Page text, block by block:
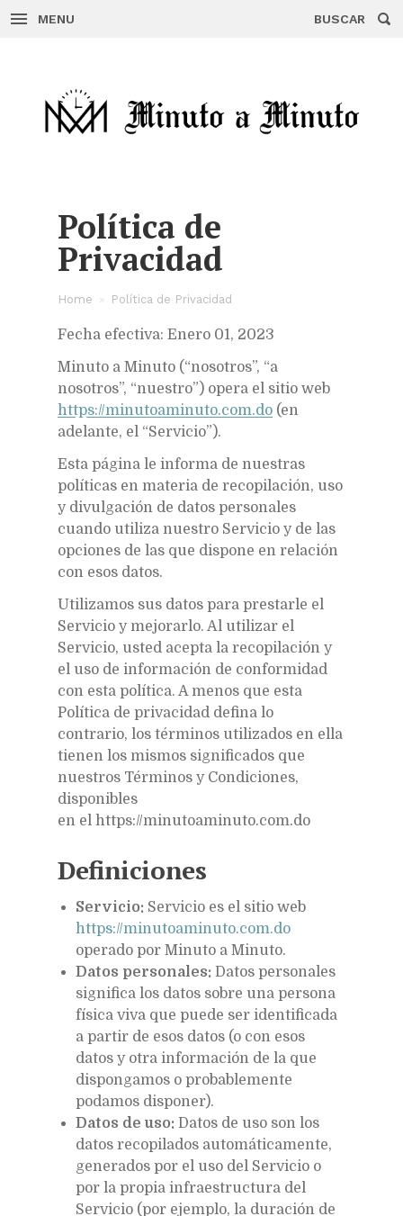
MENU BUSCAR
Política de
Privacidad
Home » Política de Privacidad
Fecha efectiva: Enero 01, 2023
Minuto a Minuto (“nosotros”, “a
nosotros”, “nuestro”) opera el sitio web
https://minutoaminuto.com.do (en
adelante, el “Servicio”).
Esta página le informa de nuestras
políticas en materia de recopilación, uso
y divulgación de datos personales
cuando utiliza nuestro Servicio y de las
opciones de las que dispone en relación
con esos datos.
Utilizamos sus datos para prestarle el
Servicio y mejorarlo. Al utilizar el
Servicio, usted acepta la recopilación y
el uso de información de conformidad
con esta política. A menos que esta
Política de privacidad defina lo
contrario, los términos utilizados en ella
tienen los mismos significados que
nuestros Términos y Condiciones,
disponibles
en el https://minutoaminuto.com.do
Definiciones
Servicio: Servicio es el sitio web
https://minutoaminuto.com.do
operado por Minuto a Minuto.
Datos personales: Datos personales
significa los datos sobre una persona
física viva que puede ser identificada
a partir de esos datos (o con esos
datos y otra información de la que
dispongamos o probablemente
podamos disponer).
Datos de uso: Datos de uso son los
datos recopilados automáticamente,
generados por el uso del Servicio o
por la propia infraestructura del
Servicio (por ejemplo, la duración de